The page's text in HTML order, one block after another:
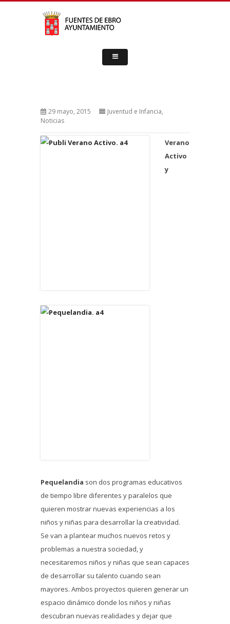
29 mayo, 2015 Juventud e Infancia,
Noticias
Verano
Activo
y
Pequelandia son dos programas educativos
de tiempo libre diferentes y paralelos que
quieren mostrar nuevas experiencias a los
niños y niñas para desarrollar la creatividad.
Se van a plantear muchos nuevos retos y
problemas a nuestra sociedad, y
necesitaremos niños y niñas que sean capaces
de desarrollar su talento cuando sean
mayores. Ambos proyectos quieren generar un
espacio dinámico donde los niños y niñas
descubran nuevas realidades y dejar que